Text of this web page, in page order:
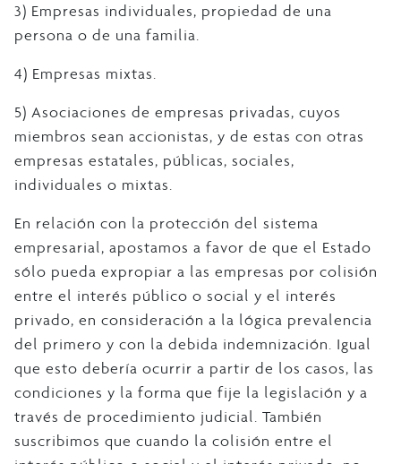
3) Empresas individuales, propiedad de una
persona o de una familia.
4) Empresas mixtas.
5) Asociaciones de empresas privadas, cuyos
miembros sean accionistas, y de estas con otras
empresas estatales, públicas, sociales,
individuales o mixtas.
En relación con la protección del sistema
empresarial, apostamos a favor de que el Estado
sólo pueda expropiar a las empresas por colisión
entre el interés público o social y el interés
privado, en consideración a la lógica prevalencia
del primero y con la debida indemnización. Igual
que esto debería ocurrir a partir de los casos, las
condiciones y la forma que fije la legislación y a
través de procedimiento judicial. También
suscribimos que cuando la colisión entre el